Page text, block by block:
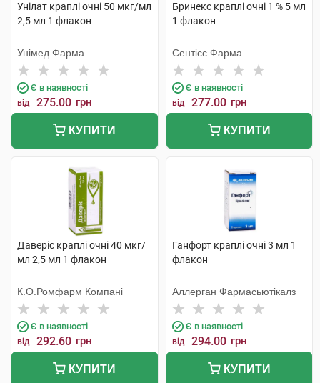
Унілат краплі очні 50 мкг/мл
2,5 мл 1 флакон
Унімед Фарма
Є в наявності
від 275.00 грн
КУПИТИ
Бринекс краплі очні 1 % 5 мл
1 флакон
Сентісс Фарма
Є в наявності
від 277.00 грн
КУПИТИ
Даверіс краплі очні 40 мкг/
мл 2,5 мл 1 флакон
К.О.Ромфарм Компані
Є в наявності
від 292.60 грн
КУПИТИ
Ганфорт краплі очні 3 мл 1
флакон
Аллерган Фармасьютікалз
Є в наявності
від 294.00 грн
КУПИТИ